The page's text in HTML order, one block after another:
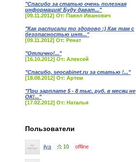
"Спасибо за статью очень полезная
информация! Буду дават..."
[09.11.2012] От: Павел Иванович
"Как расписали то здорово :) Как там с
безопасностью инт..."
[09.11.2012] От: Ренат
"Отлично!..."
[16.10.2012] От: Алексей
"Спасибо, seocabinet.ru за статью !..."
[18.08.2012] От: Артем
"При зарплате 5 - 8 тыс. руб. в месяц не
ОК!..."
[17.02.2012] От: Наталья
Пользователи
ilya 10 offline